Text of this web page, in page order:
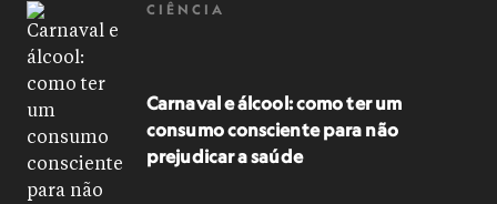
CIÊNCIA
Carnaval e álcool: como ter um
consumo consciente para não
prejudicar a saúde